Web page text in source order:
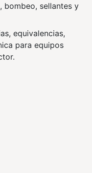
bombeo, sellantes y
equivalencias,
para equipos